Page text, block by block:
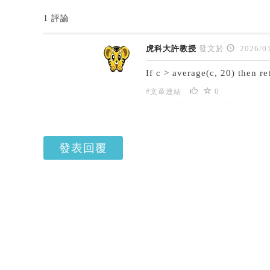
1 評論
虎科大許教授 發文於 2026/
If c > average(c, 20) then
#文章連結 0
發表回覆